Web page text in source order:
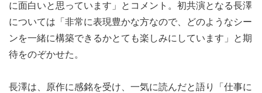
に面白いと思っています」とコメント。初共演となる長澤
については「非常に表現豊かな方なので、どのようなシー
ンを一緒に構築できるかとても楽しみにしています」と期
待をのぞかせた。
長澤は、原作に感銘を受け、一気に読んだと語り「仕事に